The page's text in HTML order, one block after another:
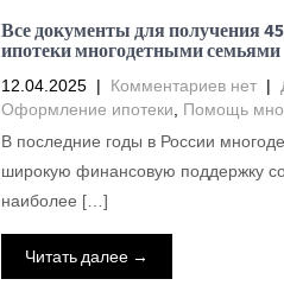
Все документы для получения
ипотеки многодетными семьями
12.04.2025 | Комментариев нет |
Оформление ипотеки
Помощь
В последние годы в России
широкую финансовую поддержку
наиболее […]
Читать далее →